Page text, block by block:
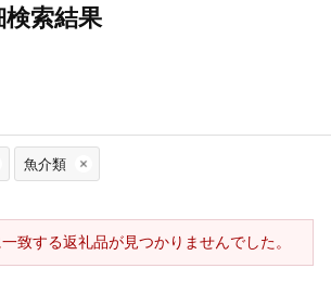
索結果
魚介類
致する返礼品が見つかりませんでした。